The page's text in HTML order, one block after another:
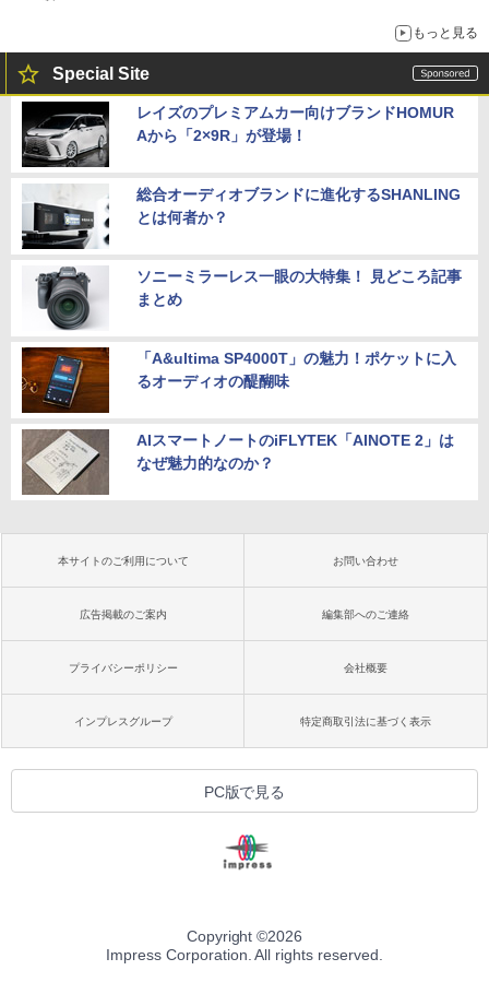
もっと見る
Special Site
レイズのプレミアムカー向けブランドHOMUR
Aから「2×9R」が登場！
総合オーディオブランドに進化するSHANLING
とは何者か？
ソニーミラーレス一眼の大特集！ 見どころ記事
まとめ
「A&ultima SP4000T」の魅力！ポケットに入
るオーディオの醍醐味
AIスマートノートのiFLYTEK「AINOTE 2」は
なぜ魅力的なのか？
本サイトのご利用について お問い合わせ
広告掲載のご案内 編集部へのご連絡
プライバシーポリシー 会社概要
インプレスグループ 特定商取引法に基づく表示
PC版で見る
Copyright ©2026
Impress Corporation. All rights reserved.